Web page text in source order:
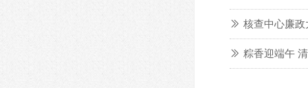
ꅀ 核查中心廉
ꅀ 粽香迎端午